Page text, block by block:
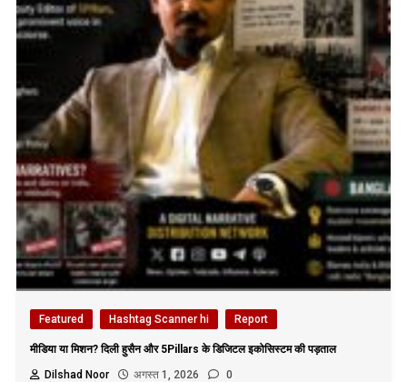
Featured Hashtag Scanner hi Report
मीडिया या मिशन? दिली हुसैन और 5Pillars के डिजिटल इकोसिस्टम की पड़ताल
Dilshad Noor
अगस्त 1, 2026 0